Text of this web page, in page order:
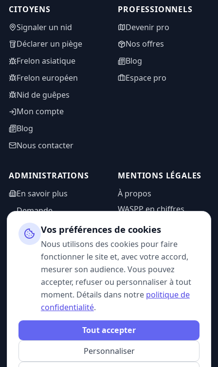
CITOYENS
Signaler un nid
Déclarer un piège
Frelon asiatique
Frelon européen
Nid de guêpes
Mon compte
Blog
Nous contacter
PROFESSIONNELS
Devenir pro
Nos offres
Blog
Espace pro
ADMINISTRATIONS
En savoir plus
Demande
d'information
Espace admin
MENTIONS LÉGALES
À propos
WASPP en chiffres
Mentions légales
Politique de
confidentialité
CGU
SUIVEZ-NOUS
© 2026 WASPP. Tous droits réservés.
Vos préférences de cookies
Nous utilisons des cookies pour faire
fonctionner le site et, avec votre accord,
mesurer son audience. Vous pouvez
accepter, refuser ou personnaliser à tout
moment. Détails dans notre politique de
confidentialité.
Personnaliser
Tout accepter